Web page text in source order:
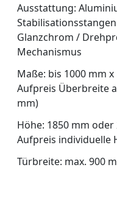
Ausstattung:
Glanzchrom /
Mechanismus
Maße: bis 1000 mm
Aufpreis Überbreite
mm)
Höhe: 1850 mm
Aufpreis individuelle
Türbreite: max. 900